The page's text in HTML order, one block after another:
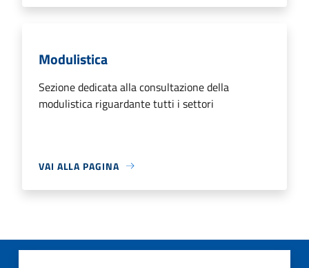
Modulistica
Sezione dedicata alla consultazione della
modulistica riguardante tutti i settori
VAI ALLA PAGINA